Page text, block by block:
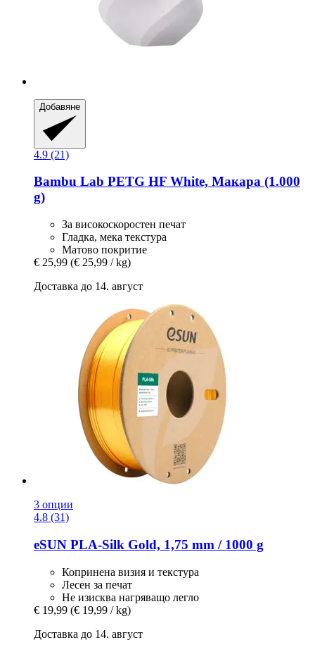
Добавяне
4.9 (21)
Bambu Lab PETG HF White, Макара (1.000
g)
За високоскоростен печат
Гладка, мека текстура
Матово покритие
€ 25,99 (€ 25,99 / kg)
Доставка до 14. август
3 опции
4.8 (31)
eSUN PLA-​Silk Gold, 1,75 mm / 1000 g
Копринена визия и текстура
Лесен за печат
Не изисква нагряващо легло
€ 19,99 (€ 19,99 / kg)
Доставка до 14. август